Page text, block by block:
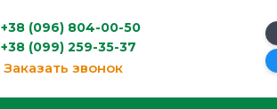
+38 (096) 804-00-50
+38 (099) 259-35-37
Заказать звонок